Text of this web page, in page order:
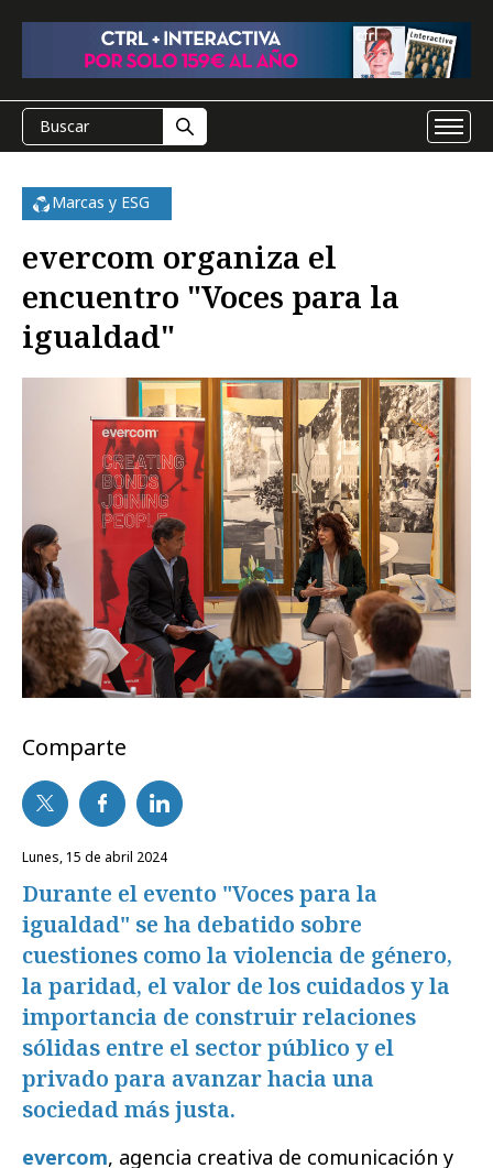
Marcas y ESG
evercom organiza el
encuentro "Voces para la
igualdad"
Comparte
lunes, 15 de abril 2024
Durante el evento "Voces para la
igualdad" se ha debatido sobre
cuestiones como la violencia de género,
la paridad, el valor de los cuidados y la
importancia de construir relaciones
sólidas entre el sector público y el
privado para avanzar hacia una
sociedad más justa.
evercom, agencia creativa de comunicación y